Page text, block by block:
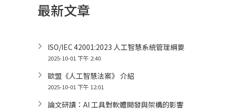
最新文章
ISO/IEC 42001:2023 人工智慧系統管理綱要
2025-10-01 下午 2:40
歐盟《人工智慧法案》 介紹
2025-10-01 下午 12:01
論文研讀：AI 工具對軟體開發與架構的影響